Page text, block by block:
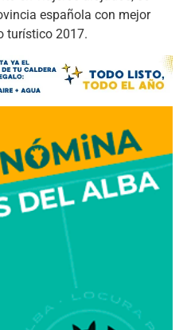
española con mejor
turístico 2017.